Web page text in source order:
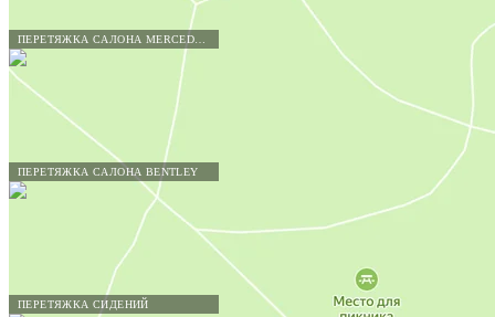
ПЕРЕТЯЖКА САЛОНА BENTLEY
ПЕРЕТЯЖКА СИДЕНИЙ